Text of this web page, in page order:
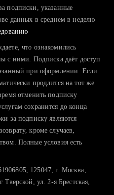
поиск и вручную поднимаете
и оценить шансы
подписки, указанные
данных в среднем в неделю
что ознакомились
с ними. Подписка даёт доступ
при оформлении. Если
продлится на тот же
отменить подписку
сохранится до конца
за подписку являются
кроме случаев,
Полные условия есть
125047, г. Москва,
ул. 2-я Брестская,